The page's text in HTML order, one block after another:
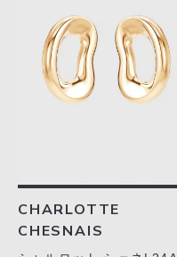
CHARLOTTE
CHESNAIS